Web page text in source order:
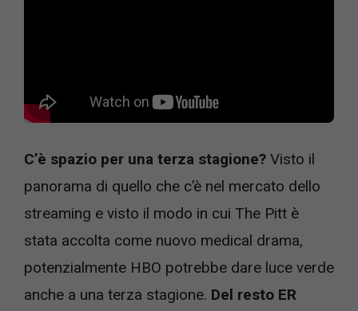
C’è spazio per una terza stagione? Visto il
panorama di quello che c’è nel mercato dello
streaming e visto il modo in cui The Pitt è
stata accolta come nuovo medical drama,
potenzialmente HBO potrebbe dare luce verde
anche a una terza stagione. Del resto ER